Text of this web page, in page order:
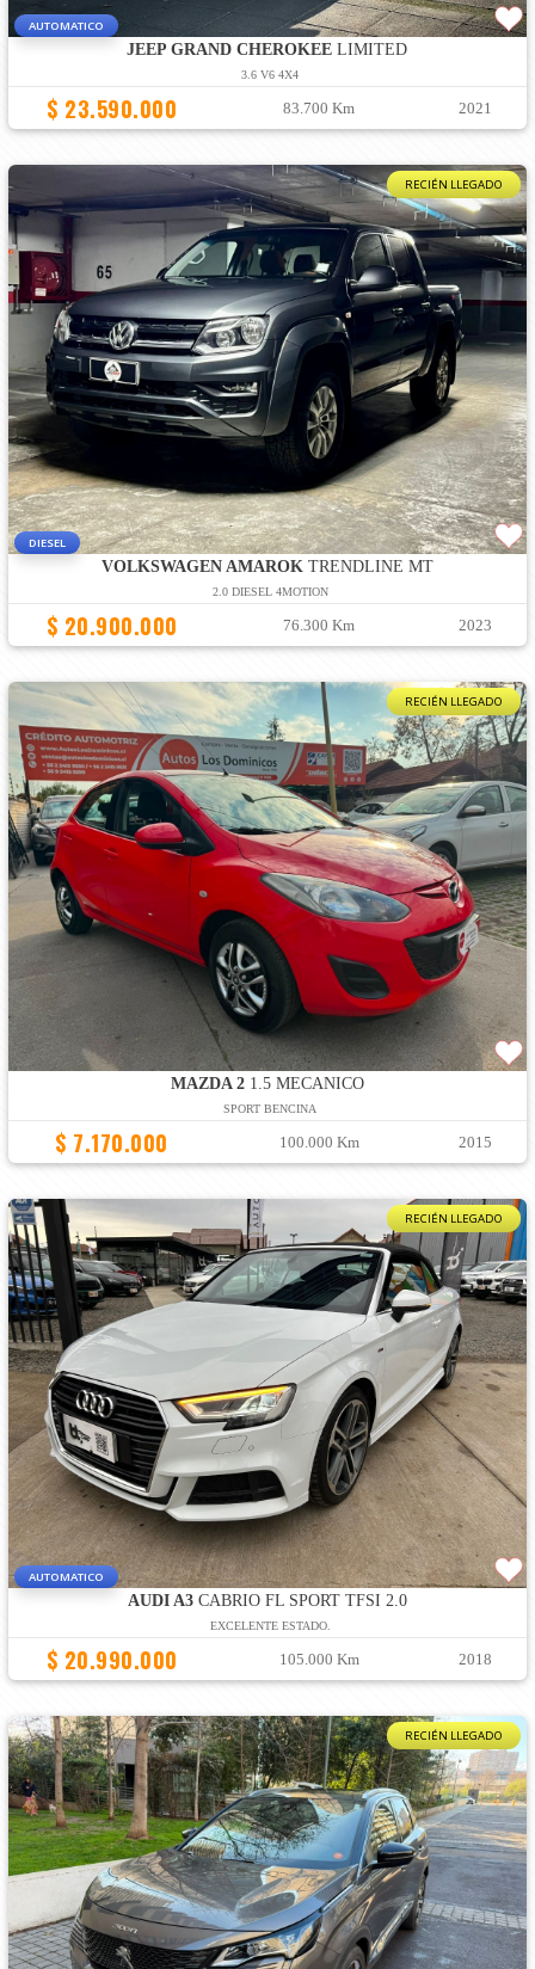
AUTOMATICO
JEEP GRAND CHEROKEE LIMITED
3.6 V6 4X4
$ 23.590.000 83.700 Km 2021
RECIÉN LLEGADO
DIESEL
VOLKSWAGEN AMAROKTRENDLINE MT
2.0 DIESEL 4MOTION
$ 20.900.000 76.300 Km 2023
RECIÉN LLEGADO
MAZDA 21.5 MECANICO
SPORT BENCINA
$ 7.170.000 100.000 Km 2015
RECIÉN LLEGADO
AUTOMATICO
AUDI A3CABRIO FL SPORT TFSI 2.0
EXCELENTE ESTADO.
$ 20.990.000 105.000 Km 2018
RECIÉN LLEGADO